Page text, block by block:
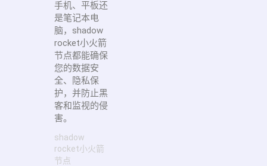
手机、平板还
是笔记本电
脑，shadow
rocket小火箭
节点都能确保
您的数据安
全、隐私保
护，并防止黑
客和监视的侵
害。
shadow
rocket小火箭
节点